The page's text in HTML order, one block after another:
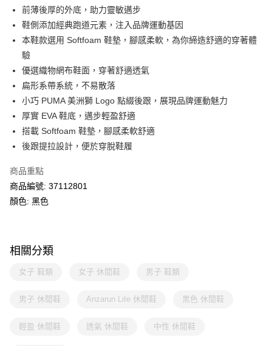
送貨方式
單筆訂單淨值滿$399可享免運費優惠
每筆HK$30.00，滿HK$399.00或以上免運費
滿$599可享澳門免運費優惠
前薄後厚的外底，助力靈敏邁步
鞋側添加經典跑道元素，注入品牌運動基因
本鞋款選用 Softfoam 鞋墊，腳感柔軟，為你締造舒適的穿著體
驗
優選織物網布鞋面，穿著舒適透氣
扁形系帶系統，不易散落
小巧 PUMA 美洲獅 Logo 點綴後跟，展現品牌運動魅力
厚實 EVA 鞋底，邁步輕盈舒適
搭載 Softfoam 鞋墊，腳感柔軟舒適
後跟提拉設計，便於穿脫鞋履
商品重點
商品編號: 37112801
顏色: 黑色
相關分類
女子 鞋類 女子 休閒鞋 男子 鞋類
男子 休閒鞋 Anzarun Lite 休閒鞋 黑色 休閒鞋
輕盈 休閒鞋 透氣 休閒鞋 中性 休閒鞋